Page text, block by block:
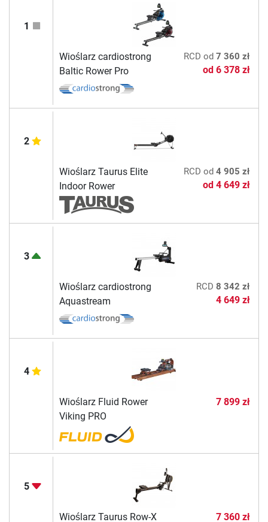
1
Wioślarz cardiostrong
Baltic Rower Pro
RCD od 7 360 zł
od 6 378 zł
2
Wioślarz Taurus Elite
Indoor Rower
RCD od 4 905 zł
od 4 649 zł
3
Wioślarz cardiostrong
Aquastream
RCD 8 342 zł
4 649 zł
4
Wioślarz Fluid Rower
Viking PRO
7 899 zł
5
Wioślarz Taurus Row-X 7 360 zł